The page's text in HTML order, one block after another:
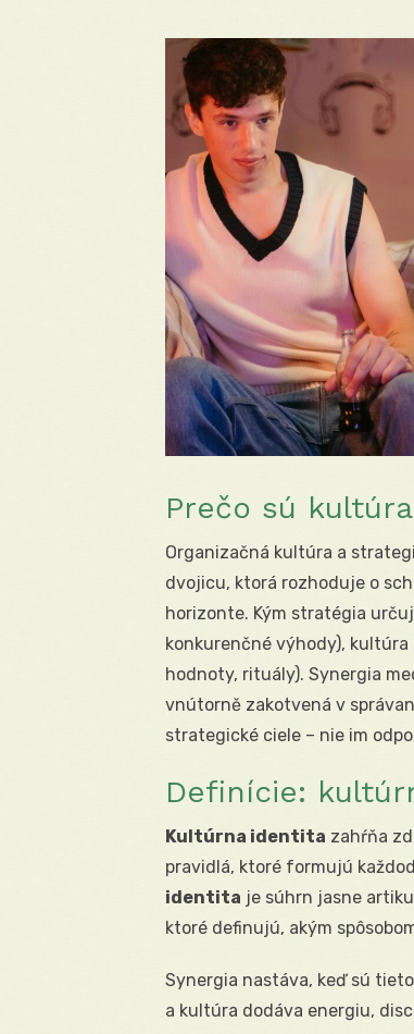
Prečo sú
Organizačná kultúra a
dvojicu, ktorá rozhoduje o
horizonte. Kým stratégia
konkurenčné výhody), kultúra
hodnoty, rituály). Synergia
vnútorně zakotvená v
strategické ciele – nie im
Definície:
Kultúrna identita zahŕňa
pravidlá, ktoré formujú
identita je súhrn jasne
ktoré definujú, akým
Synergia nastáva, keď sú
a kultúra dodáva energiu,